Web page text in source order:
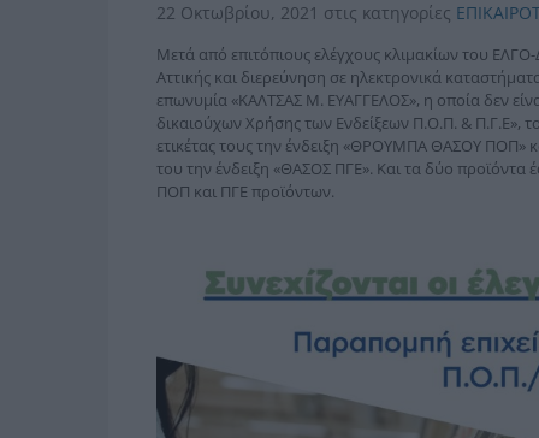
22 Οκτωβρίου, 2021 στις κατηγορίες
Μετά από επιτόπιους ελέγχους κλιμακίων του
Αττικής και διερεύνηση σε ηλεκτρονικά
επωνυμία «ΚΑΛΤΣΑΣ Μ. ΕΥΑΓΓΕΛΟΣ», η οποία δεν
δικαιούχων Χρήσης των Ενδείξεων Π.Ο.Π. & Π.Γ.Ε»,
ετικέτας τους την ένδειξη «ΘΡΟΥΜΠΑ ΘAΣΟΥ ΠΟΠ»
του την ένδειξη «ΘΑΣΟΣ ΠΓΕ». Και τα δύο προϊόντα
ΠΟΠ και ΠΓΕ προϊόντων.